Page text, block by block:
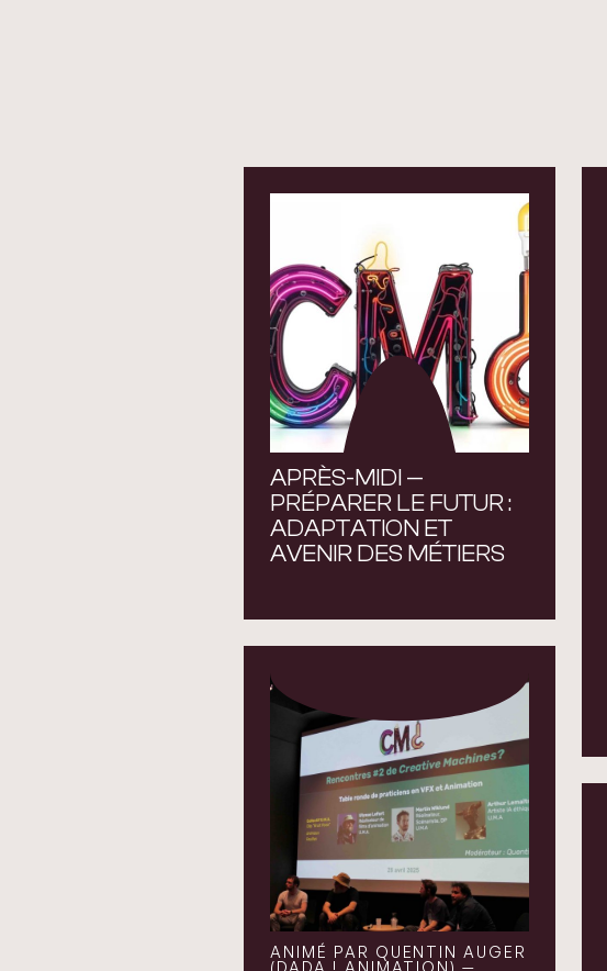
APRÈS-MIDI —
PRÉPARER LE FUTUR :
ADAPTATION ET
AVENIR DES MÉTIERS
ANIMÉ PAR QUENTIN AUGER
(DADA ! ANIMATION) —